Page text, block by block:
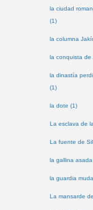
la ciudad
(1)
la columna
la conquista de
la dinastía
(1)
la dote (1)
La esclava de
La fuente de
la gallina
la guardia
La mansarde